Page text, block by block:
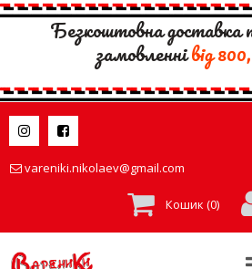
Безкоштовна доставка
замовленнівiд
 
 vareniki.nikolaev@gmail.com
Кошик (0)